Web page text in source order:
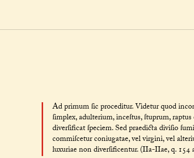
Ad primum ſic proceditur. Videtur quod
ſimplex, adulterium, inceſtus, ſtuprum,
diverſificat ſpeciem. Sed praedicta diviſio
commiſcetur coniugatae, vel virgini, vel
luxuriae non diverſificentur. (IIa-IIae, q. 154